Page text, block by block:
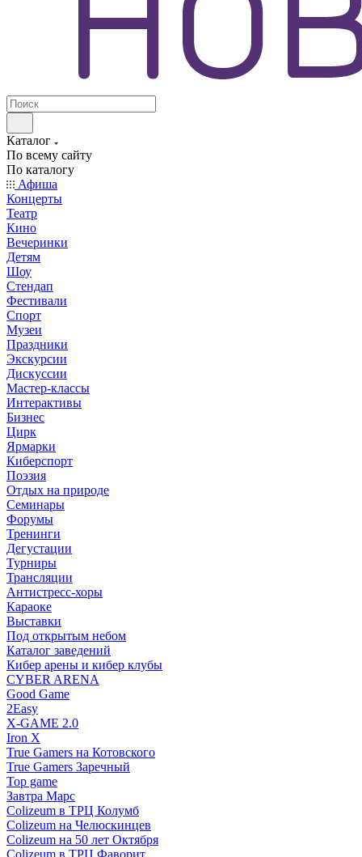
Каталог
По всему сайту
По каталогу
Афиша
Концерты
Театр
Кино
Вечеринки
Детям
Шоу
Стендап
Фестивали
Спорт
Музеи
Праздники
Экскурсии
Дискуссии
Мастер-классы
Интерактивы
Бизнес
Цирк
Ярмарки
Киберспорт
Поэзия
Отдых на природе
Семинары
Форумы
Тренинги
Дегустации
Турниры
Трансляции
Антистресс-хоры
Караоке
Выставки
Под открытым небом
Каталог заведений
Кибер арены и кибер клубы
CYBER ARENA
Good Game
2Easy
X-GAME 2.0
Iron X
True Gamers на Котовского
True Gamers Заречный
Top game
Завтра Марс
Colizeum в ТРЦ Колумб
Colizeum на Челюскинцев
Colizeum на 50 лет Октября
Colizeum в ТРЦ Фаворит